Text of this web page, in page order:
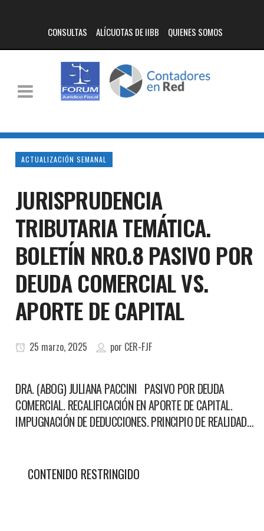
CONSULTAS ALÍCUOTAS DE IIBB QUIENES SOMOS
ACTUALIZACIÓN SEMANAL
JURISPRUDENCIA
TRIBUTARIA TEMÁTICA.
BOLETÍN NRO.8 PASIVO POR
DEUDA COMERCIAL VS.
APORTE DE CAPITAL
25 marzo, 2025 por CER-FJF
DRA. (ABOG) JULIANA PACCINI PASIVO POR DEUDA
COMERCIAL. RECALIFICACIÓN EN APORTE DE CAPITAL.
IMPUGNACIÓN DE DEDUCCIONES. PRINCIPIO DE REALIDAD…
CONTENIDO RESTRINGIDO